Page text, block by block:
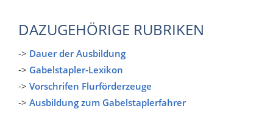
DAZUGEHÖRIGE RUBRIKEN
-> Dauer der Ausbildung
-> Gabelstapler-Lexikon
-> Vorschrifen Flurförderzeuge
-> Ausbildung zum Gabelstaplerfahrer